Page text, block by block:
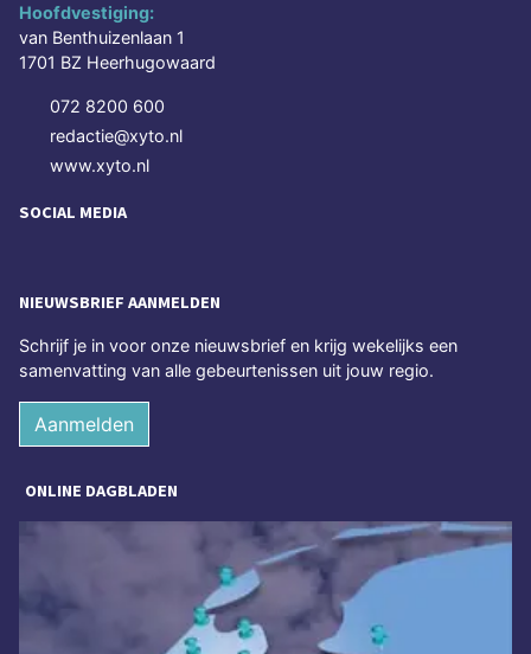
Hoofdvestiging:
van Benthuizenlaan 1
1701 BZ Heerhugowaard
072 8200 600
redactie@xyto.nl
www.xyto.nl
SOCIAL MEDIA
NIEUWSBRIEF AANMELDEN
Schrijf je in voor onze nieuwsbrief en krijg wekelijks een
samenvatting van alle gebeurtenissen uit jouw regio.
Aanmelden
ONLINE DAGBLADEN